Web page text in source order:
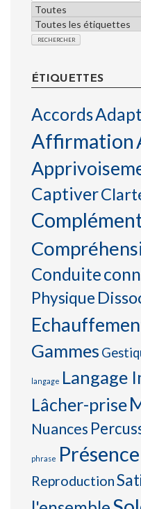
ÉTIQUETTES
Accords
Affirmation
Captiver
Conduite
Physique
Gammes
langage Langage
Lâcher-prise
Nuances
phrase Présence
Reproduction